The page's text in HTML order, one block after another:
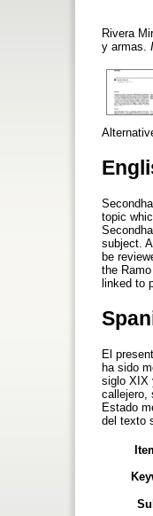
Rivera
y armas.
topic
subject.
be
the
linked to
El
ha sido
siglo XIX
callejero,
Estado
del texto